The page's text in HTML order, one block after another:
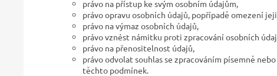
právo na přístup ke svým osobním údajům,
právo opravu osobních údajů, popřípadě omezení
právo na výmaz osobních údajů,
právo vznést námitku proti zpracování osobních
právo na přenositelnost údajů,
právo odvolat souhlas se zpracováním písemně
těchto podmínek.